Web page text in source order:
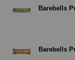
Barebells
Barebells